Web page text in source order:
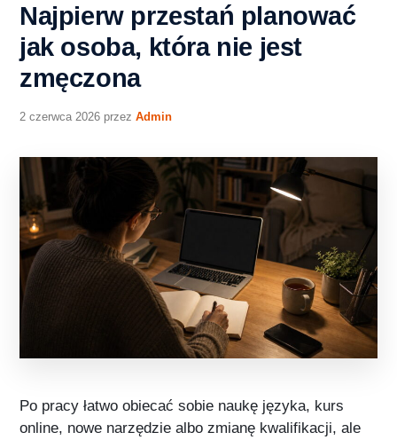
Najpierw przestań planować
jak osoba, która nie jest
zmęczona
2 czerwca 2026 przez Admin
Po pracy łatwo obiecać sobie naukę języka, kurs
online, nowe narzędzie albo zmianę kwalifikacji, ale